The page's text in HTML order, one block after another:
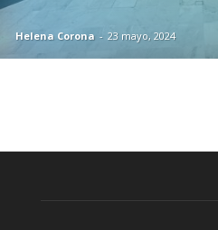
Helena Corona - 23 mayo, 2024